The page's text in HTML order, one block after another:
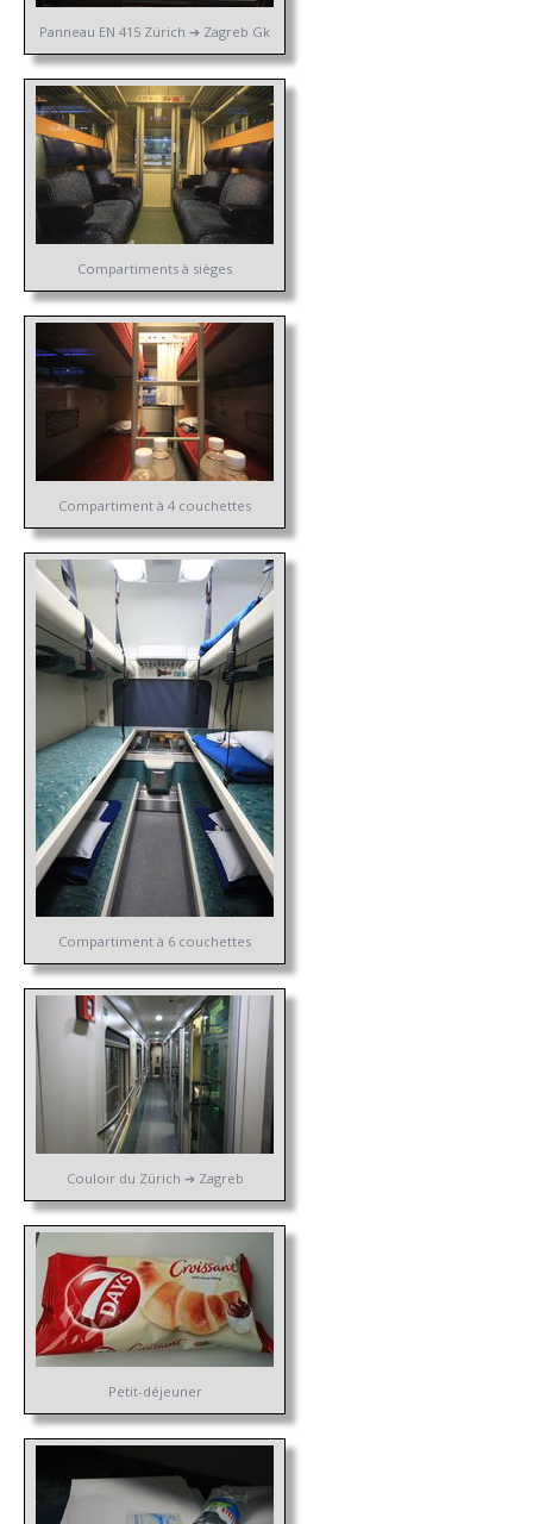
Panneau EN 415 Zürich ➔ Zagreb Gk
Compartiments à sièges
Compartiment à 4 couchettes
Compartiment à 6 couchettes
Couloir du Zürich ➔ Zagreb
Petit-déjeuner